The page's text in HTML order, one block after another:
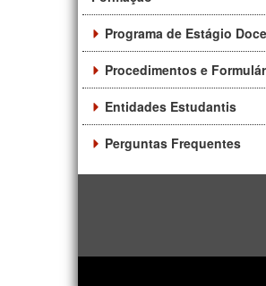
Programa de Estágio
Procedimentos e
Entidades Estudantis
Perguntas Frequentes